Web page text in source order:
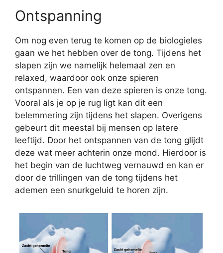
Ontspanning
Om nog even terug te komen op de biologieles
gaan we het hebben over de tong. Tijdens het
slapen zijn we namelijk helemaal zen en
relaxed, waardoor ook onze spieren
ontspannen. Een van deze spieren is onze tong.
Vooral als je op je rug ligt kan dit een
belemmering zijn tijdens het slapen. Overigens
gebeurt dit meestal bij mensen op latere
leeftijd. Door het ontspannen van de tong glijdt
deze wat meer achterin onze mond. Hierdoor is
het begin van de luchtweg vernauwd en kan er
door de trillingen van de tong tijdens het
ademen een snurkgeluid te horen zijn.